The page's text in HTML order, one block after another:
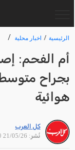
الرئيسية اخبار محلية
بجراح
هوائية
كل العرب
نُشر: 21/05/26 20:10